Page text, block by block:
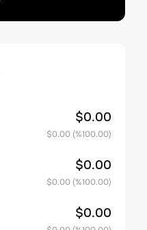
$0.00
$0.00(%100.00)
$0.00
$0.00(%100.00)
$0.00